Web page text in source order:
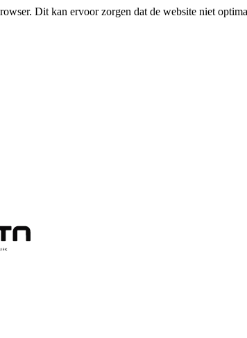
Dit kan ervoor zorgen dat de website niet